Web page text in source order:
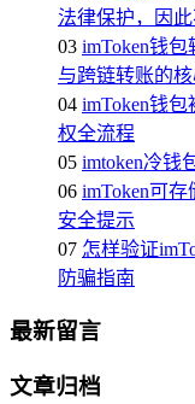
法律保护，因
03 imToken钱
与跨链转账的核
04 imToken钱
权全流程
05 imtoken冷钱
06 imToken可
安全提示
07 怎样验证
防骗指南
最新留言
文章归档